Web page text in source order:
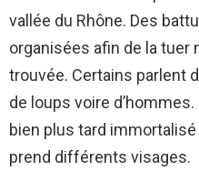
vallée du Rhône. Des
organisées afin de la tuer
trouvée. Certains parlent
de loups voire
bien plus tard
prend différents visages.